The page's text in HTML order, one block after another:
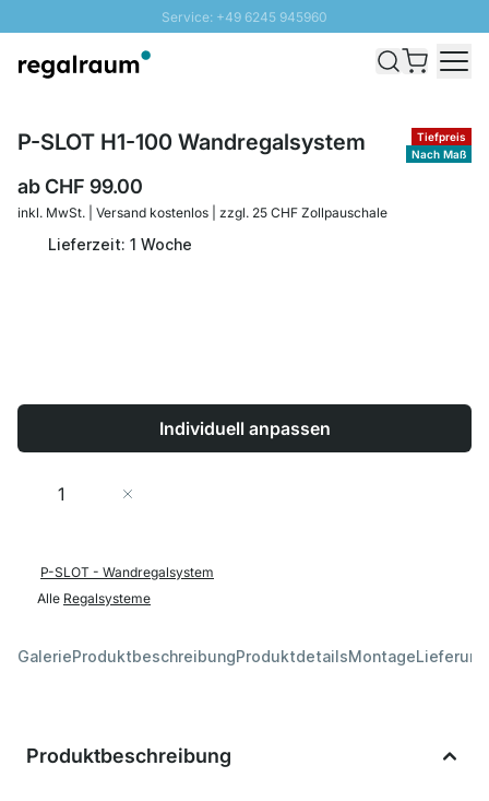
Service: +49 6245 945960
Versand & Zoll gratis ab 300 CHF
Tiefpreis
Nach Maß
P-SLOT H1-100 Wandregalsystem
abCHF 99.00
inkl. MwSt. | Versand kostenlos | zzgl. 25 CHF Zollpauschale
Lieferzeit: 1 Woche
Individuell anpassen
Menge
P-SLOT - Wandregalsystem
Alle Regalsysteme
GalerieProduktbeschreibungProduktdetailsMontage
Produktbeschreibung